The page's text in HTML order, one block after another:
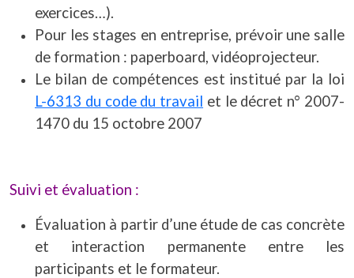
exercices…).
Pour les stages en entreprise, prévoir une salle
de formation : paperboard, vidéoprojecteur.
Le bilan de compétences est institué par la loi
L-6313 du code du travail et le décret n° 2007-
1470 du 15 octobre 2007
Suivi et évaluation :
Évaluation à partir d’une étude de cas concrète
et interaction permanente entre les
participants et le formateur.